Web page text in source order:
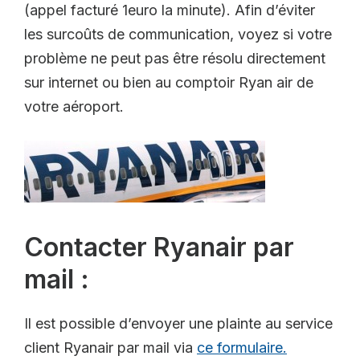
(appel facturé 1euro la minute). Afin d’éviter
les surcoûts de communication, voyez si votre
problème ne peut pas être résolu directement
sur internet ou bien au comptoir Ryan air de
votre aéroport.
Contacter Ryanair par
mail :
Il est possible d’envoyer une plainte au service
client Ryanair par mail via ce formulaire.